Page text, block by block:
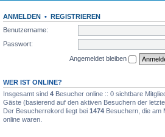
ANMELDEN • REGISTRIEREN
Benutzername:
Passwort:
Angemeldet bleiben
WER IST ONLINE?
Insgesamt sind 4 Besucher online :: 0 sichtbare
Gäste (basierend auf den aktiven Besuchern der
Der Besucherrekord liegt bei 1474 Besuchern, die am
online waren.